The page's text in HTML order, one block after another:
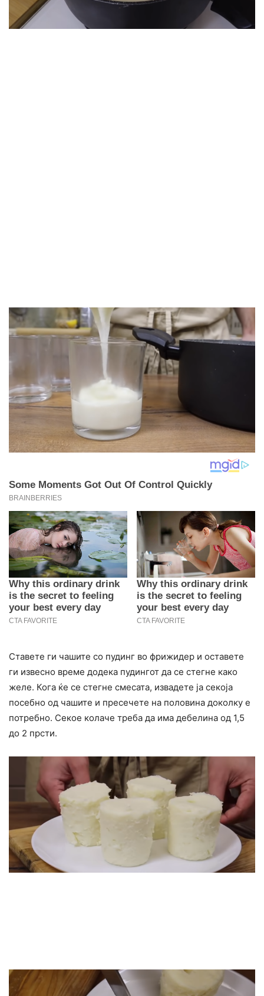
Ставете ги чашите со пудинг во фрижидер и оставете
ги извесно време додека пудингот да се стегне како
желе. Кога ќе се стегне смесата, извадете ја секоја
посебно од чашите и пресечете на половина доколку е
потребно. Секое колаче треба да има дебелина од 1,5
до 2 прсти.